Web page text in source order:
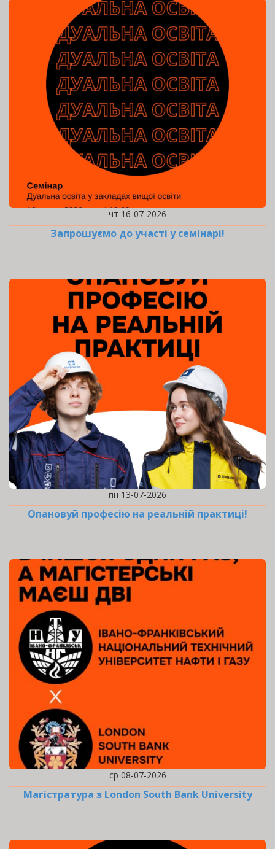
чт 16-07-2026
Запрошуємо до участі у семінарі!
пн 13-07-2026
Опановуй професію на реальній практиці!
ср 08-07-2026
Магістратура з London South Bank University